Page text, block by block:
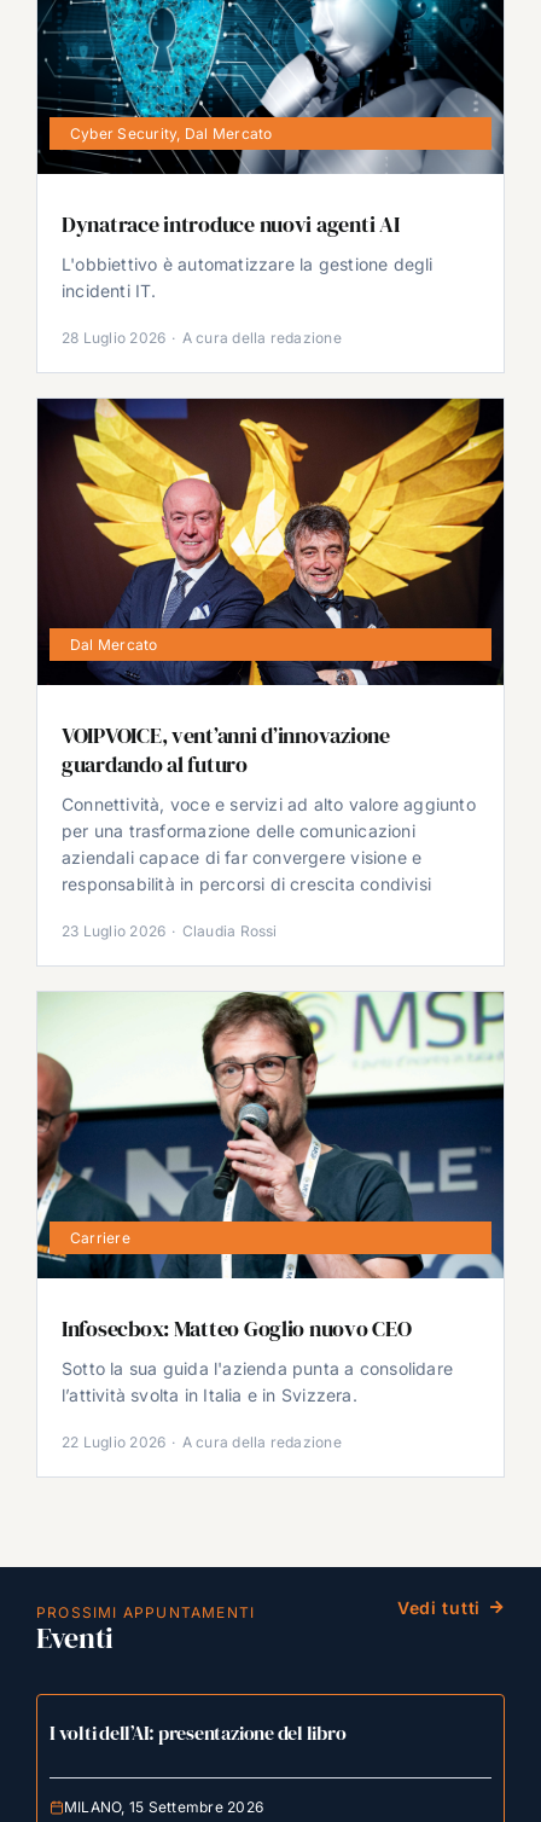
Cyber Security, Dal Mercato
Dynatrace introduce nuovi agenti AI
L'obbiettivo è automatizzare la gestione degli
incidenti IT.
28 Luglio 2026 · A cura della redazione
Dal Mercato
VOIPVOICE, vent’anni d’innovazione
guardando al futuro
Connettività, voce e servizi ad alto valore aggiunto
per una trasformazione delle comunicazioni
aziendali capace di far convergere visione e
responsabilità in percorsi di crescita condivisi
23 Luglio 2026 · Claudia Rossi
Carriere
Infosecbox: Matteo Goglio nuovo CEO
Sotto la sua guida l'azienda punta a consolidare
l’attività svolta in Italia e in Svizzera.
22 Luglio 2026 · A cura della redazione
PROSSIMI APPUNTAMENTI
Eventi
Vedi tutti
I volti dell’AI: presentazione del libro
MILANO, 15 Settembre 2026